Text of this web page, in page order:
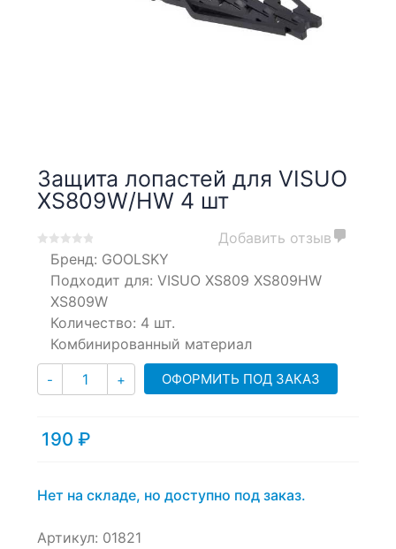
Защита лопастей для VISUO
XS809W/HW 4 шт
based
customer
Добавить отзыв
Бренд: GOOLSKY
Подходит для: VISUO XS809 XS809HW
XS809W
Количество: 4 шт.
Комбинированный материал
- Количество
+ ОФОРМИТЬ ПОД ЗАКАЗ
190 ₽
Нет на складе, но доступно под заказ.
Артикул: 01821